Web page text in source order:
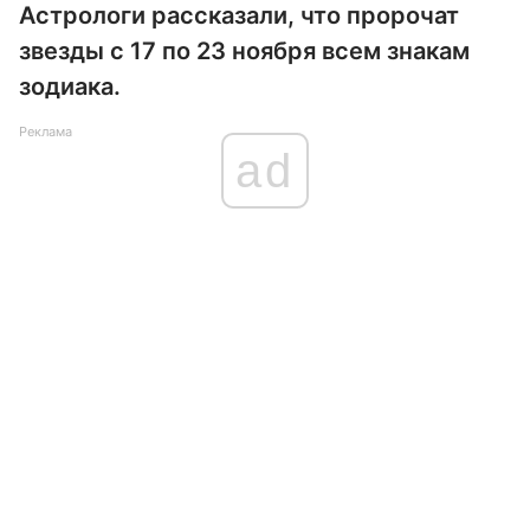
Астрологи рассказали, что пророчат
звезды с 17 по 23 ноября всем знакам
зодиака.
Реклама
ad